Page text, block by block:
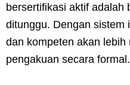
bersertifikasi aktif adalah
ditunggu. Dengan sistem
dan kompeten akan lebih
pengakuan secara formal.